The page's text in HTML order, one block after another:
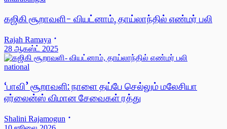
கஜிகி சூறாவளி- வியட்னாம், தாய்லாந்தில் எண்மர் பலி
Rajah Ramaya
28 ஆகஸ்ட் 2025
national
‘பாவி’ சூறாவளி: நாளை தய்பே செல்லும் மலேசியா
ஏர்லைன்ஸ் விமான சேவைகள் ரத்து
Shalini Rajamogun